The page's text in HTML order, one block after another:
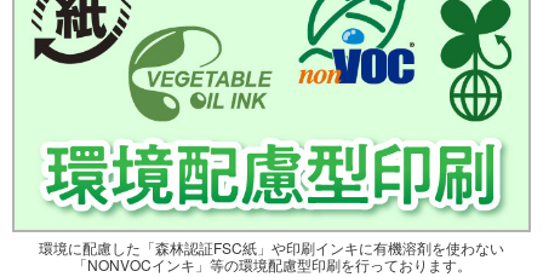
環境に配慮した「森林認証FSC紙」や印刷インキに有機溶剤を使わない
「NONVOCインキ」等の環境配慮型印刷を行っております。